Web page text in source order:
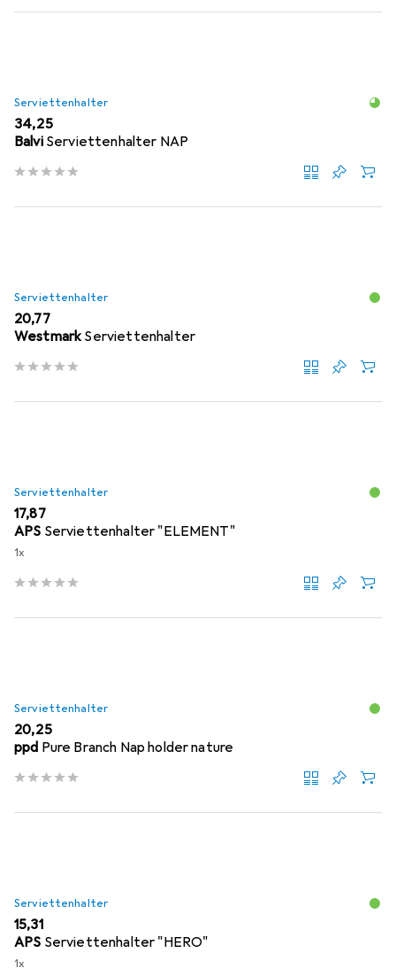
Serviettenhalter
EUR
34,25
Balvi Serviettenhalter NAP
Serviettenhalter
EUR
20,77
WestmarkServiettenhalter
Serviettenhalter
EUR
17,87
APS Serviettenhalter "ELEMENT"
1x
Serviettenhalter
EUR
20,25
ppd Pure Branch Nap holder nature
Serviettenhalter
EUR
15,31
APS Serviettenhalter "HERO"
1x